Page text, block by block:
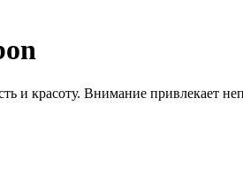
и красоту. Внимание привлекает